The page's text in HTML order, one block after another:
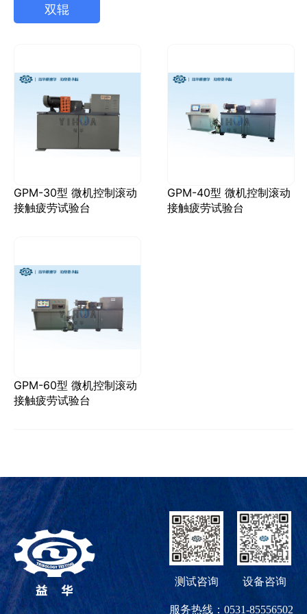
双辊
GPM-30型 微机控制滚动
接触疲劳试验台
GPM-40型 微机控制滚动
接触疲劳试验台
GPM-60型 微机控制滚动
接触疲劳试验台
测试咨询 设备咨询
服务热线：0531-85556502